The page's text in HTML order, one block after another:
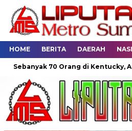
HOME BERITA DAERAH
70 Orang di Kentucky, AS